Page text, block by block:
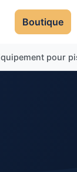
Boutique
pour